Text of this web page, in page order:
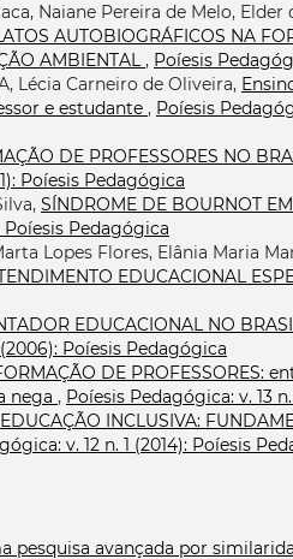
Naiane Pereira de Melo,
AUTOBIOGRÁFICOS NA
AMBIENTAL, Poíesis
Lécia Carneiro de Oliveira,
e estudante , Poíesis
DE PROFESSORES NO
Poíesis Pedagógica
SÍNDROME DE BOURNOT
Poíesis Pedagógica
Lopes Flores, Elânia Maria
EDUCACIONAL
EDUCACIONAL NO
Poíesis Pedagógica
DE PROFESSORES:
nega , Poíesis Pedagógica: v. 13
EDUCAÇÃO INCLUSIVA:
v. 12 n. 1 (2014): Poíesis
pesquisa avançada por